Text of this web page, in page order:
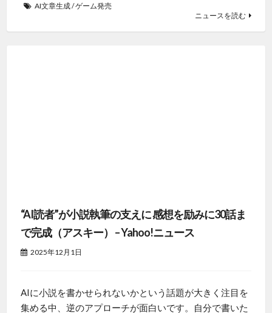
AI文章生成/ゲーム発売
ニュースを読む
“AI読者”が小説執筆の支えに 感想を励みに30話ま
で完成（アスキー） – Yahoo!ニュース
2025年12月1日
AIに小説を書かせられないかという話題が大きく注目を
集める中、逆のアプローチが面白いです。自分で書いた